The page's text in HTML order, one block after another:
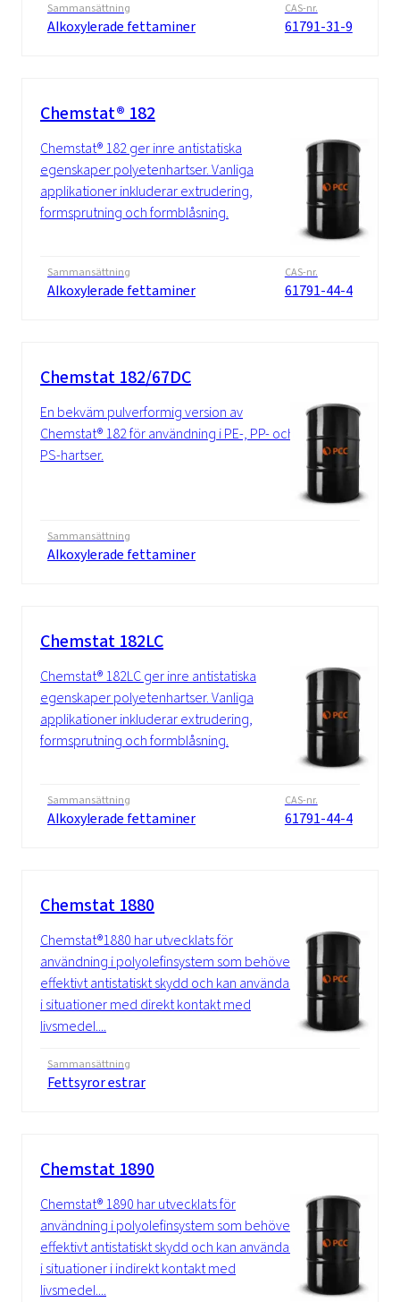
Sammansättning
Alkoxylerade fettaminer
CAS-nr.
61791-31-9
Chemstat® 182
Chemstat® 182 ger inre antistatiska
egenskaper polyetenhartser. Vanliga
applikationer inkluderar extrudering,
formsprutning och formblåsning.
Sammansättning
Alkoxylerade fettaminer
CAS-nr.
61791-44-4
Chemstat 182/67DC
En bekväm pulverformig version av
Chemstat® 182 för användning i PE-, PP- och
PS-hartser.
Sammansättning
Alkoxylerade fettaminer
Chemstat 182LC
Chemstat® 182LC ger inre antistatiska
egenskaper polyetenhartser. Vanliga
applikationer inkluderar extrudering,
formsprutning och formblåsning.
Sammansättning
Alkoxylerade fettaminer
CAS-nr.
61791-44-4
Chemstat 1880
Chemstat®1880 har utvecklats för
användning i polyolefinsystem som behöver
effektivt antistatiskt skydd och kan användas
i situationer med direkt kontakt med
livsmedel....
Sammansättning
Fettsyror estrar
Chemstat 1890
Chemstat® 1890 har utvecklats för
användning i polyolefinsystem som behöver
effektivt antistatiskt skydd och kan användas
i situationer i indirekt kontakt med
livsmedel....